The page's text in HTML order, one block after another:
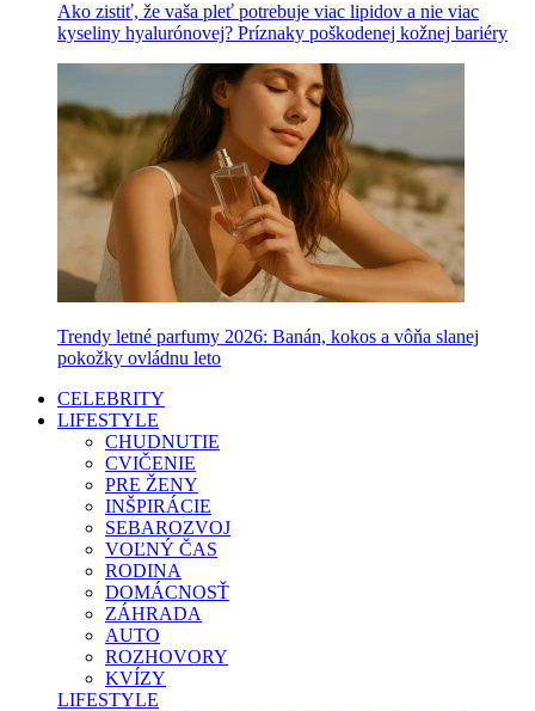
Ako zistiť, že vaša pleť potrebuje viac lipidov a nie viac
kyseliny hyalurónovej? Príznaky poškodenej kožnej bariéry
Trendy letné parfumy 2026: Banán, kokos a vôňa slanej
pokožky ovládnu leto
CELEBRITY
LIFESTYLE
CHUDNUTIE
CVIČENIE
PRE ŽENY
INŠPIRÁCIE
SEBAROZVOJ
VOĽNÝ ČAS
RODINA
DOMÁCNOSŤ
ZÁHRADA
AUTO
ROZHOVORY
KVÍZY
LIFESTYLE